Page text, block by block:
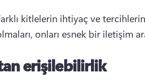
kitlelerin ihtiyaç ve
onları esnek bir iletişim
erişilebilirlik